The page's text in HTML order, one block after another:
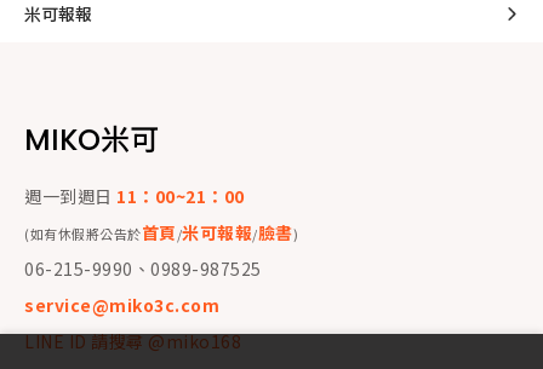
米可報報
MIKO米可
週一到週日 11：00~21：00
(如有休假將公告於首頁/米可報報/臉書)
06-215-9990、0989-987525
service@miko3c.com
LINE ID 請搜尋 @miko168